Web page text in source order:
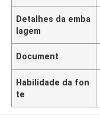
Detalhes da emba
lagem
Document
Habilidade da fon
te